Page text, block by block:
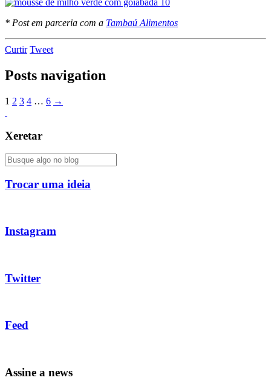
* Post em parceria com a Tambaú Alimentos
Curtir Tweet
Posts navigation
1 2 3 4 … 6 →
Xeretar
Trocar uma ideia
Instagram
Twitter
Feed
Assine a news